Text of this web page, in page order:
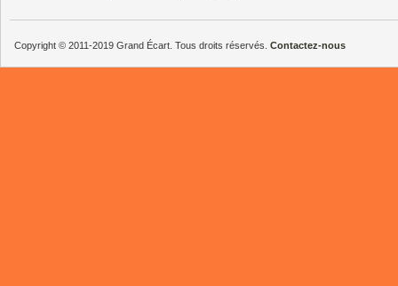
Copyright © 2011-2019 Grand Écart. Tous droits réservés. Contactez-nous